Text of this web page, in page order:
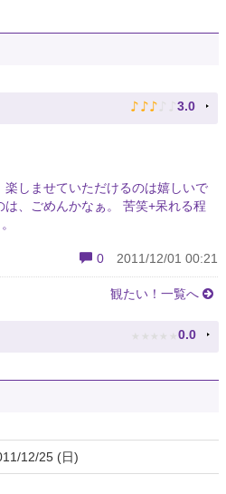
♪ ♪ ♪ ♪ ♪ 3.0
楽しませていただけるのは嬉しいで
、ごめんかなぁ。 苦笑+呆れる程
0 2011/12/01 00:21
観たい！一覧へ
★ ★ ★ ★ ★ 0.0
12/25 (日)